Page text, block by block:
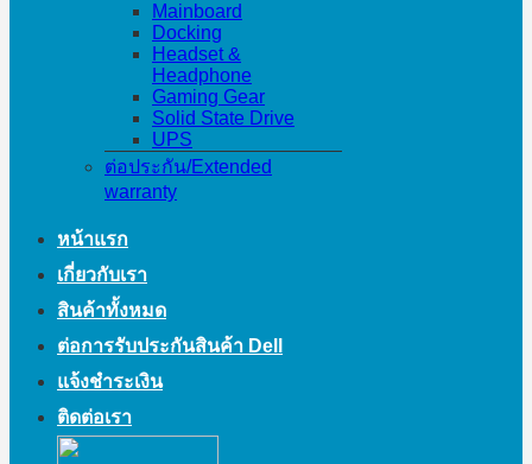
Mainboard
Docking
Headset &
Headphone
Gaming Gear
Solid State Drive
UPS
ต่อประกัน/Extended
warranty
หน้าแรก
เกี่ยวกับเรา
สินค้าทั้งหมด
ต่อการรับประกันสินค้า Dell
แจ้งชำระเงิน
ติดต่อเรา